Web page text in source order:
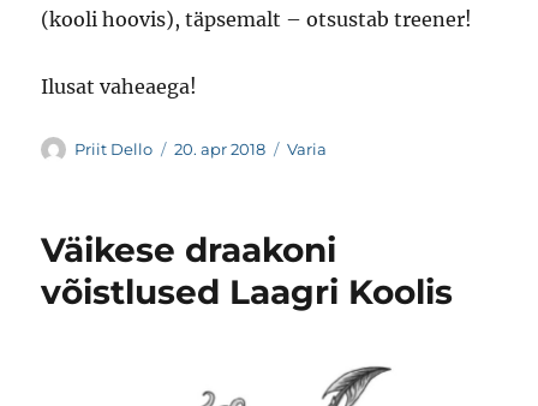
(kooli hoovis), täpsemalt – otsustab treener!
Ilusat vaheaega!
Autor
Priit Dello Postitatud
20. apr 2018 Rubriigid
Varia
Väikese draakoni
võistlused Laagri Koolis